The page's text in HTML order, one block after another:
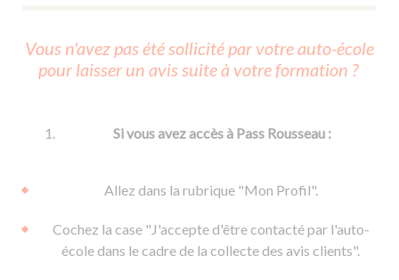
Code de la route
Passer l'ASSR
Réviser le code
Passer l'ETM
Permis voiture
Permis remorque
Permis & handicap
d'apprentissage
De la conduite en voiture
De la conduite à moto
Formations pro.
Permis poids lourd
Vous n'avez pas été sollicité par votre auto-école
pour laisser un avis suite à votre formation ?
Si vous avez accès à Pass Rousseau :
Allez dans la rubrique "Mon Profil".
Cochez la case "J'accepte d'être contacté par l'auto-
école dans le cadre de la collecte des avis clients".